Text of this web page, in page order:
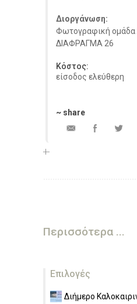
Διοργάνωση:
Φωτογραφική ομάδα
ΔΙΑΦΡΑΓΜΑ 26
Κόστος:
είσοδος ελεύθερη
~ share
Περισσότερα ...
Επιλογές
Διήμερο